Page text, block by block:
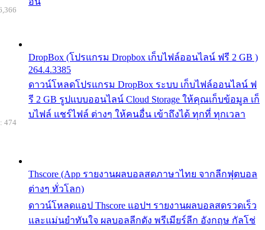
DropBox (โปรแกรม Dropbox เก็บไฟล์ออนไลน์ ฟรี 2 GB )
264.4.3385
ดาวน์โหลดโปรแกรม DropBox ระบบ เก็บไฟล์ออนไลน์ ฟ
รี 2 GB รูปแบบออนไลน์ Cloud Storage ให้คุณเก็บข้อมูล เก็
บไฟล์ แชร์ไฟล์ ต่างๆ ให้คนอื่น เข้าถึงได้ ทุกที่ ทุกเวลา
Thscore (App รายงานผลบอลสดภาษาไทย จากลีกฟุตบอล
ต่างๆ ทั่วโลก)
ดาวน์โหลดแอป Thscore แอปฯ รายงานผลบอลสดรวดเร็ว
และแม่นยำทันใจ ผลบอลลีกดัง พรีเมียร์ลีก อังกฤษ กัลโช่
474